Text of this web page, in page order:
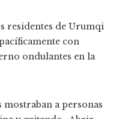
residentes de Urumqi
con
ondulantes en la
mostraban a personas